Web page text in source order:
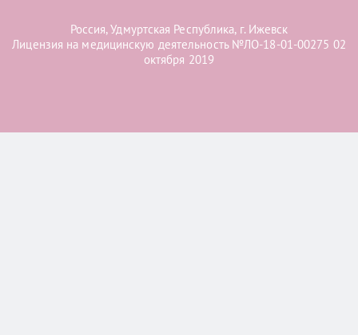
Россия, Удмуртская Республика, г. Ижевск
Лицензия на медицинскую деятельность №ЛО-18-01-00275 02
октября 2019